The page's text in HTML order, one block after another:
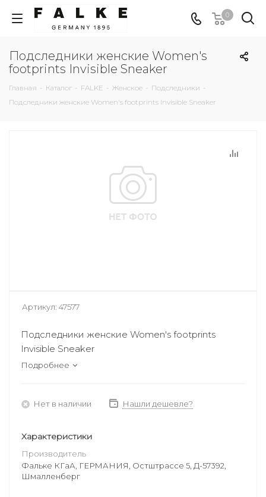
0
Подследники женские Women's
footprints Invisible Sneaker
Главная - Каталог - FALKE - Женское - Подследники -
Подследники женские Women's footprints Invisible Sneaker
Артикул: 47577
Подследники женские Women's footprints
Invisible Sneaker
Подробнее
Нет в наличии Нашли дешевле?
Характеристики
Производитель
Фальке КГаА, ГЕРМАНИЯ, Остштрассе 5, Д-57392,
Шмалленберг